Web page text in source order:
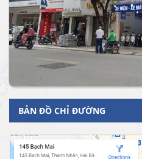
BẢN ĐỒ CHỈ ĐƯỜNG